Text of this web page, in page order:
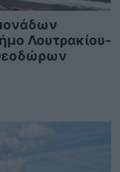
Λουτρακίου-